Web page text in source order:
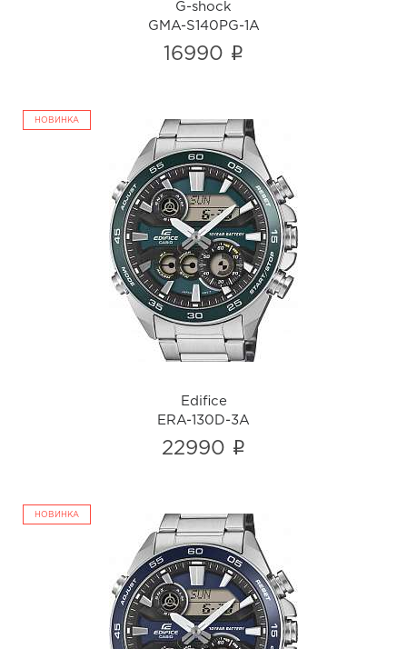
G-shock
GMA-S140PG-1A
16990 i
НОВИНКА
Edifice
ERA-130D-3A
i
Edifice
ERA-130D-3A
22990 i
НОВИНКА
Edifice
ERA-130D-2A